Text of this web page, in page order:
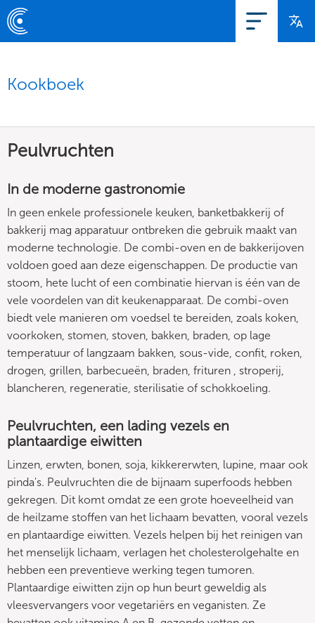
Kookboek
Peulvruchten
In de moderne gastronomie
In geen enkele professionele keuken, banketbakkerij of
bakkerij mag apparatuur ontbreken die gebruik maakt van
moderne technologie. De combi-oven en de bakkerijoven
voldoen goed aan deze eigenschappen. De productie van
stoom, hete lucht of een combinatie hiervan is één van de
vele voordelen van dit keukenapparaat. De combi-oven
biedt vele manieren om voedsel te bereiden, zoals koken,
voorkoken, stomen, stoven, bakken, braden, op lage
temperatuur of langzaam bakken, sous-vide, confit, roken,
drogen, grillen, barbecueën, braden, frituren , stroperij,
blancheren, regeneratie, sterilisatie of schokkoeling.
Peulvruchten, een lading vezels en
plantaardige eiwitten
Linzen, erwten, bonen, soja, kikkererwten, lupine, maar ook
pinda's. Peulvruchten die de bijnaam superfoods hebben
gekregen. Dit komt omdat ze een grote hoeveelheid van
de heilzame stoffen van het lichaam bevatten, vooral vezels
en plantaardige eiwitten. Vezels helpen bij het reinigen van
het menselijk lichaam, verlagen het cholesterolgehalte en
hebben een preventieve werking tegen tumoren.
Plantaardige eiwitten zijn op hun beurt geweldig als
vleesvervangers voor vegetariërs en veganisten. Ze